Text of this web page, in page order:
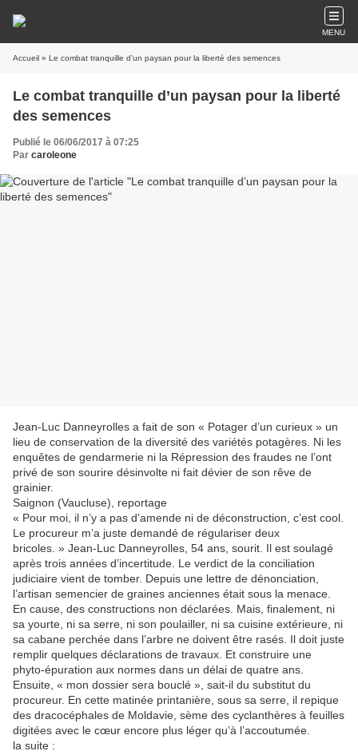
MENU
Accueil » Le combat tranquille d’un paysan pour la liberté des semences
Le combat tranquille d’un paysan pour la liberté
des semences
Publié le 06/06/2017 à 07:25
Par caroleone
Jean-Luc Danneyrolles a fait de son « Potager d’un curieux » un
lieu de conservation de la diversité des variétés potagères. Ni les
enquêtes de gendarmerie ni la Répression des fraudes ne l’ont
privé de son sourire désinvolte ni fait dévier de son rêve de
grainier.
Saignon (Vaucluse), reportage
« Pour moi, il n’y a pas d’amende ni de déconstruction, c’est cool.
Le procureur m’a juste demandé de régulariser deux
bricoles. » Jean-Luc Danneyrolles, 54 ans, sourit. Il est soulagé
après trois années d’incertitude. Le verdict de la conciliation
judiciaire vient de tomber. Depuis une lettre de dénonciation,
l’artisan semencier de graines anciennes était sous la menace.
En cause, des constructions non déclarées. Mais, finalement, ni
sa yourte, ni sa serre, ni son poulailler, ni sa cuisine extérieure, ni
sa cabane perchée dans l’arbre ne doivent être rasés. Il doit juste
remplir quelques déclarations de travaux. Et construire une
phyto-épuration aux normes dans un délai de quatre ans.
Ensuite, « mon dossier sera bouclé », sait-il du substitut du
procureur. En cette matinée printanière, sous sa serre, il repique
des dracocéphales de Moldavie, sème des cyclanthères à feuilles
digitées avec le cœur encore plus léger qu’à l’accoutumée.
la suite :